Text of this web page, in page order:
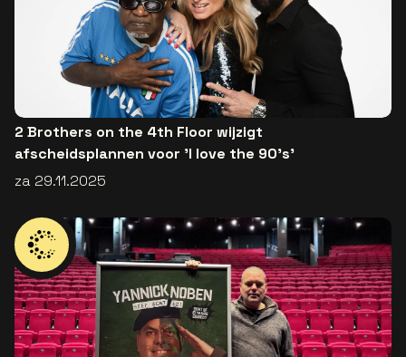
2 Brothers on the 4th Floor wijzigt
afscheidsplannen voor 'I love the 90’s'
za 29.11.2025